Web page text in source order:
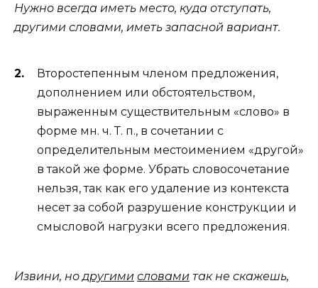
Нужно всегда иметь место, куда отступать,
другими словами, иметь запасной вариант.
Второстепенным членом предложения,
дополнением или обстоятельством,
выраженным существительным «слово» в
форме мн. ч. Т. п., в сочетании с
определительным местоимением «другой»
в такой же форме. Убрать словосочетание
нельзя, так как его удаление из контекста
несет за собой разрушение конструкции и
смысловой нагрузки всего предложения.
Извини, нодругими словами так не скажешь,